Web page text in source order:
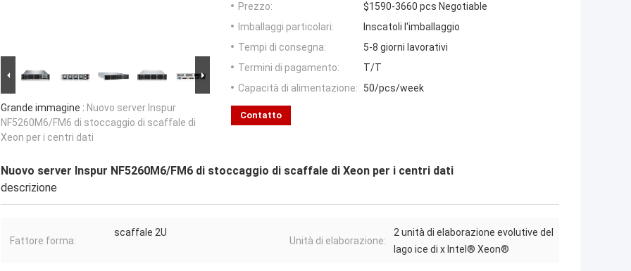
Grande immagine : Nuovo server Inspur
NF5260M6/FM6 di stoccaggio di scaffale di
Xeon per i centri dati
Prezzo:
$1590-3660 pcs Negotiable
Imballaggi particolari:
Inscatoli l'imballaggio
Tempi di consegna:
5-8 giorni lavorativi
Termini di pagamento:
T/T
Capacità di alimentazione:
50/pcs/week
Contatto
Nuovo server Inspur NF5260M6/FM6 di stoccaggio di scaffale di Xeon per i centri dati
descrizione
Fattore forma:
scaffale 2U
Unità di elaborazione:
2 unità di elaborazione evolutive del
lago ice di x Intel® Xeon®